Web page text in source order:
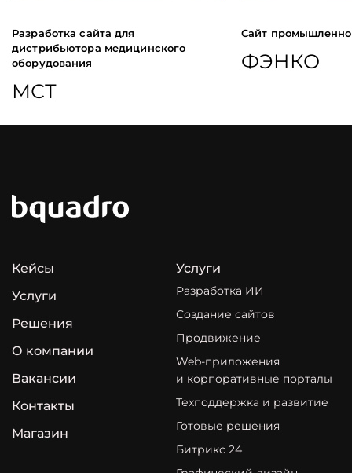
Разработка сайта для
дистрибьютора медицинского
оборудования
МСТ
Сайт
ФЭНКО
Кейсы
Услуги
Решения
О компании
Вакансии
Контакты
Магазин
Услуги
Разработка ИИ
Создание сайтов
Продвижение
Web-приложения
и корпоративные порталы
Техподдержка и развитие
Готовые решения
Битрикс 24